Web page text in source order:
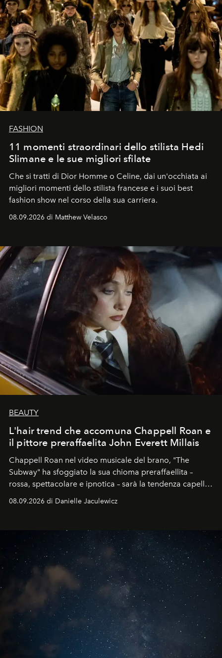
FASHION
11 momenti straordinari dello stilista Hedi
Slimane e le sue migliori sfilate
Che si tratti di Dior Homme o Celine, dai un'occhiata ai
migliori momenti dello stilista francese e i suoi best
fashion show nel corso della sua carriera.
08.09.2026 di Matthew Velasco
BEAUTY
L'hair trend che accomuna Chappell Roan e
il pittore preraffaelita John Everett Millais
Chappell Roan nel video musicale del brano, "The
Subway" ha sfoggiato la sua chioma preraffaellita –
rossa, spettacolare e ipnotica – sarà la tendenza capelli
dell'autunno?
08.09.2026 di Danielle Jaculewicz